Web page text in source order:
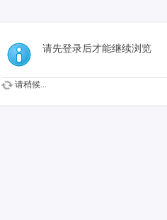
请先登录后才能继续浏览
请稍候...